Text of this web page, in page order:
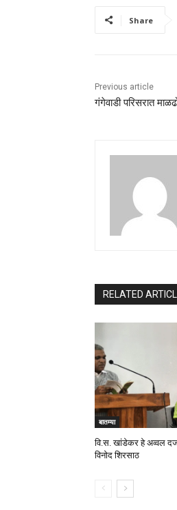
Share
Previous article
गंगेवाडी परिसरात
RELATED
बातम्या
वि.स. खांडेकर हे अव्वल
विनोद शिरसाठ